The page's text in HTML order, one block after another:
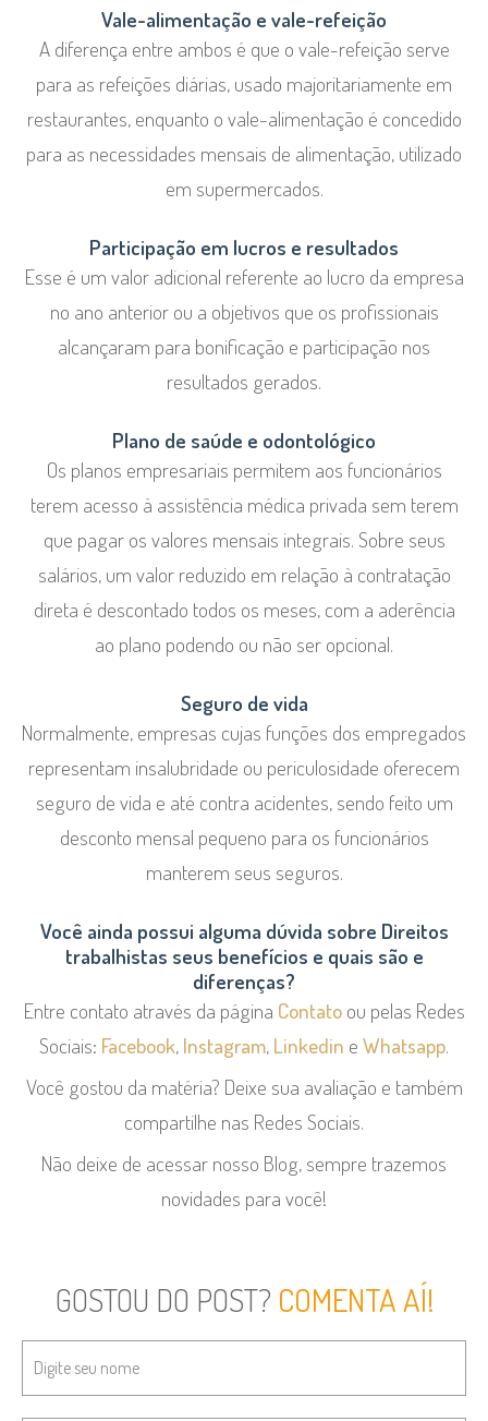
Vale-alimentação e vale-refeição
A diferença entre ambos é que o vale-refeição serve
para as refeições diárias, usado majoritariamente em
restaurantes, enquanto o vale-alimentação é concedido
para as necessidades mensais de alimentação, utilizado
em supermercados.
Participação em lucros e resultados
Esse é um valor adicional referente ao lucro da empresa
no ano anterior ou a objetivos que os profissionais
alcançaram para bonificação e participação nos
resultados gerados.
Plano de saúde e odontológico
Os planos empresariais permitem aos funcionários
terem acesso à assistência médica privada sem terem
que pagar os valores mensais integrais. Sobre seus
salários, um valor reduzido em relação à contratação
direta é descontado todos os meses, com a aderência
ao plano podendo ou não ser opcional.
Seguro de vida
Normalmente, empresas cujas funções dos empregados
representam insalubridade ou periculosidade oferecem
seguro de vida e até contra acidentes, sendo feito um
desconto mensal pequeno para os funcionários
manterem seus seguros.
Você ainda possui alguma dúvida sobre Direitos
trabalhistas seus benefícios e quais são e
diferenças?
Entre contato através da página Contatoou pelas Redes
Sociais: Facebook, Instagram, Linkedin e Whatsapp.
Você gostou da matéria? Deixe sua avaliação e também
compartilhe nas Redes Sociais.
Não deixe de acessar nosso Blog, sempre trazemos
novidades para você!
GOSTOU DO POST? COMENTA AÍ!